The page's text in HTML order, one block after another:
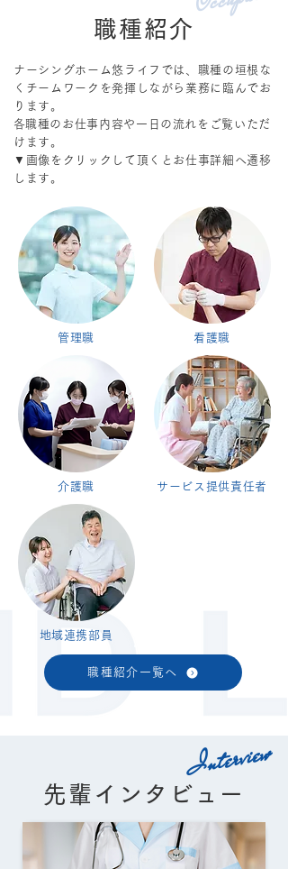
職種紹介
ナーシングホーム悠ライフでは、職種の垣根な
くチームワークを発揮しながら業務に臨んでお
ります。
​各職種のお仕事内容や一日の流れをご覧いただ
けます。
​▼画像をクリックして頂くとお仕事詳細へ遷移
します。
管理職
介護職
地域連携部員
看護職
サービス提供責任者
職種紹介一覧へ
先輩インタビュー
Interview